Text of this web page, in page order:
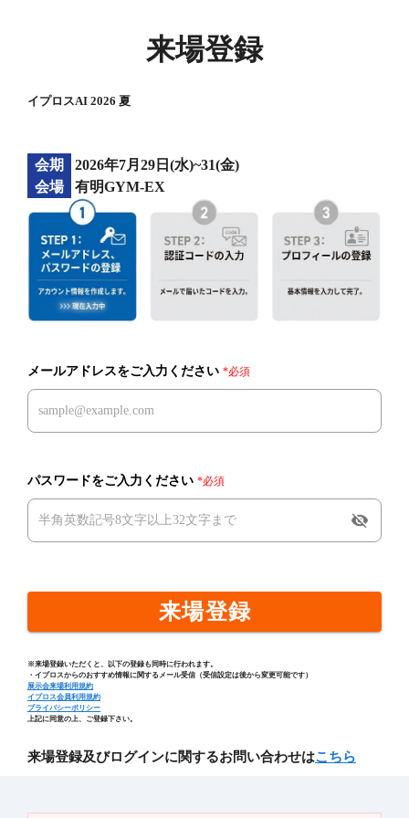
来場登録
イプロスAI 2026 夏
会期
2026年7月29日(水)~31(金)
会場
有明GYM-EX
メールアドレスをご入力ください *必須
パスワードをご入力ください *必須
visibility_off
来場登録
※来場登録いただくと、以下の登録も同時に行われます。
・イプロスからのおすすめ情報に関するメール受信（受信設定は後から変更可能です）
展示会来場利用規約
イプロス会員利用規約
プライバシーポリシー
上記に同意の上、ご登録下さい。
来場登録及びログインに関するお問い合わせはこちら